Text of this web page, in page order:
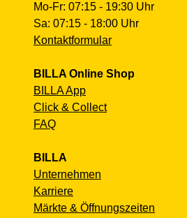
Mo-Fr: 07:15 - 19:30 Uhr
Sa: 07:15 - 18:00 Uhr
Kontaktformular
BILLA Online Shop
BILLA App
Click & Collect
FAQ
BILLA
Unternehmen
Karriere
Märkte & Öffnungszeiten